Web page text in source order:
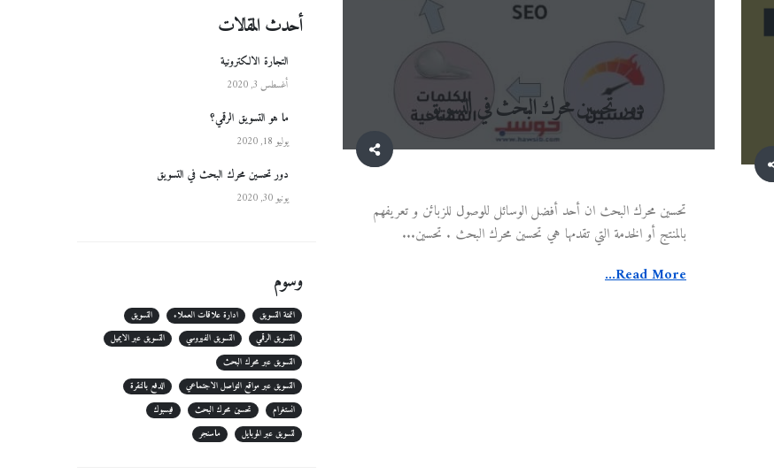
دور تحسين محرك البحث في التسويق
تحسين محرك البحث ان أحد أفضل الوسائل للوصول للزبائن و تعريفهم
بالمنتج أو الخدمة التي تقدمها هي تحسين محرك البحث . تحسين...
Read More...
أحدث المقالات
التجارة الالكترونية
أغسطس 3, 2020
ما هو التسويق الرقمي؟
يوليو 18, 2020
دور تحسين محرك البحث في التسويق
يونيو 30, 2020
وسوم
اتمتة التسويق ادارة علاقات العملاء
التسويق
التسويق الرقمي
التسويق الفيروسي
التسويق عبر الايميل
التسويق عبر محرك البحث
التسويق عبر مواقع التواصل الاجتماعي
الدفع بالنقرة
انستغرام
تحسين محرك البحث
فيسبوك
لتسويق عبر الموبايل
ماسنجر